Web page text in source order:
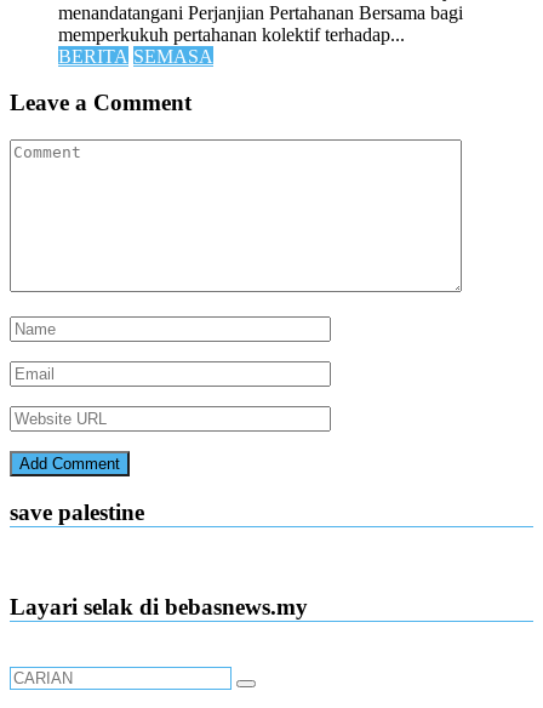
menandatangani Perjanjian Pertahanan Bersama bagi
memperkukuh pertahanan kolektif terhadap...
BERITA SEMASA
Leave a Comment
save palestine
Layari selak di bebasnews.my